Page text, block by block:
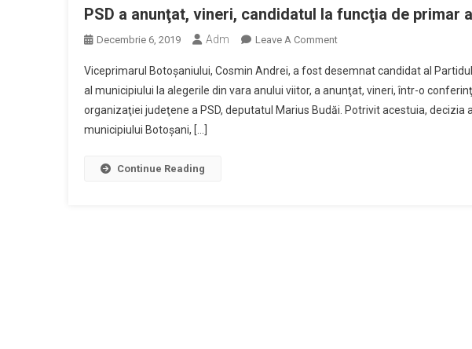
Al
Municipiului
Botoşani,
Fostul
Roxana
Florentina
PSD a anunţat, vineri, candidatul la funcţia de primar
Decembrie 6, 2019 Adm Leave A CommentOn
A
Anunţat,
Vineri,
Viceprimarul Botoşaniului, Cosmin Andrei, a fost desemnat candidat al
al municipiului la alegerile din vara anului viitor, a anunţat, vineri, într-o
organizaţiei judeţene a PSD, deputatul Marius Budăi. Potrivit acestuia,
municipiului Botoşani, […]
Continue Reading